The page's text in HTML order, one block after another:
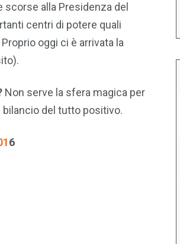
alla Presidenza del
centri di potere quali
oggi ci è arrivata la
Non serve la sfera magica per
del tutto positivo.
6